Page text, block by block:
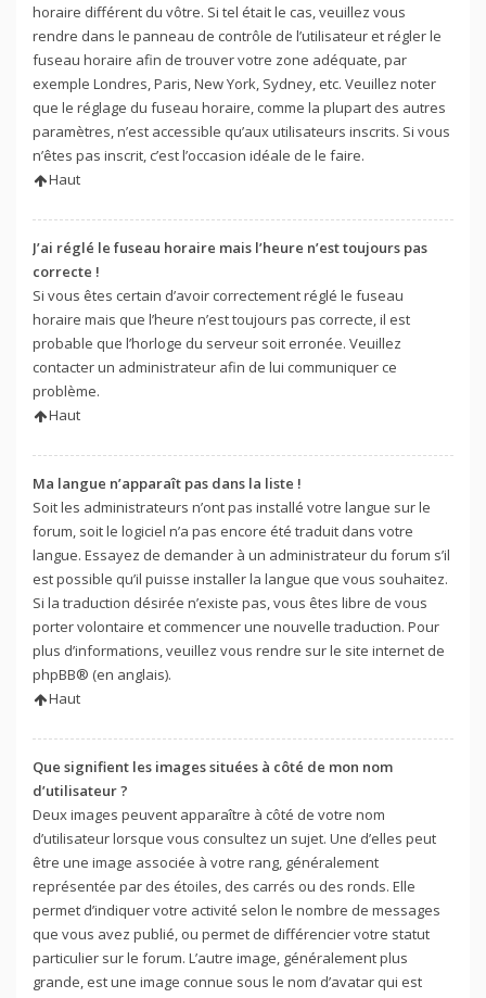
horaire différent du vôtre. Si tel était le cas, veuillez vous
rendre dans le panneau de contrôle de l’utilisateur et régler le
fuseau horaire afin de trouver votre zone adéquate, par
exemple Londres, Paris, New York, Sydney, etc. Veuillez noter
que le réglage du fuseau horaire, comme la plupart des autres
paramètres, n’est accessible qu’aux utilisateurs inscrits. Si vous
n’êtes pas inscrit, c’est l’occasion idéale de le faire.
Haut
J’ai réglé le fuseau horaire mais l’heure n’est toujours pas
correcte !
Si vous êtes certain d’avoir correctement réglé le fuseau
horaire mais que l’heure n’est toujours pas correcte, il est
probable que l’horloge du serveur soit erronée. Veuillez
contacter un administrateur afin de lui communiquer ce
problème.
Haut
Ma langue n’apparaît pas dans la liste !
Soit les administrateurs n’ont pas installé votre langue sur le
forum, soit le logiciel n’a pas encore été traduit dans votre
langue. Essayez de demander à un administrateur du forum s’il
est possible qu’il puisse installer la langue que vous souhaitez.
Si la traduction désirée n’existe pas, vous êtes libre de vous
porter volontaire et commencer une nouvelle traduction. Pour
plus d’informations, veuillez vous rendre surle site internet de
phpBB® (en anglais).
Haut
Que signifient les images situées à côté de mon nom
d’utilisateur ?
Deux images peuvent apparaître à côté de votre nom
d’utilisateur lorsque vous consultez un sujet. Une d’elles peut
être une image associée à votre rang, généralement
représentée par des étoiles, des carrés ou des ronds. Elle
permet d’indiquer votre activité selon le nombre de messages
que vous avez publié, ou permet de différencier votre statut
particulier sur le forum. L’autre image, généralement plus
grande, est une image connue sous le nom d’avatar qui est